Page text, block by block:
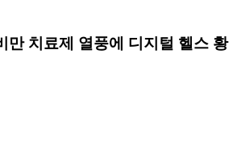
만 치료제 열풍에 디지털 헬스 황